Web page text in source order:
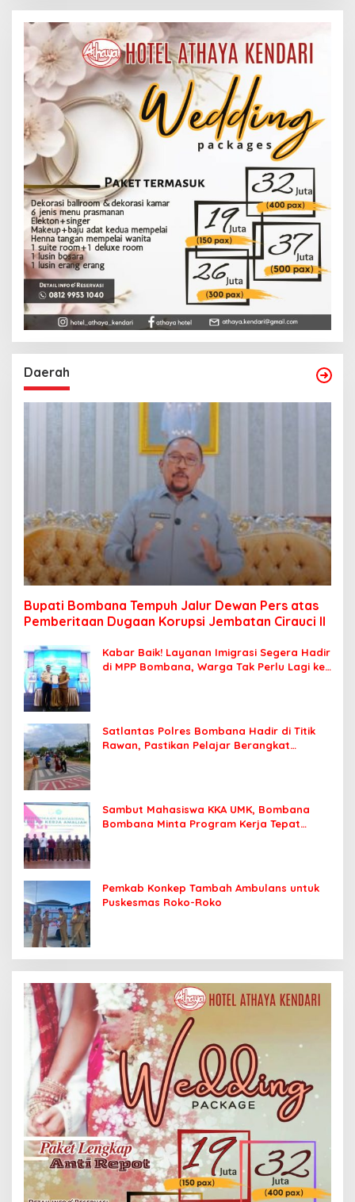
Daerah
Bupati Bombana Tempuh Jalur Dewan Pers atas
Pemberitaan Dugaan Korupsi Jembatan Cirauci II
Kabar Baik! Layanan Imigrasi Segera Hadir
di MPP Bombana, Warga Tak Perlu Lagi ke
Satlantas Polres Bombana Hadir di Titik
Rawan, Pastikan Pelajar Berangkat
Sambut Mahasiswa KKA UMK, Bombana
Bombana Minta Program Kerja Tepat
Pemkab Konkep Tambah Ambulans untuk
Puskesmas Roko-Roko